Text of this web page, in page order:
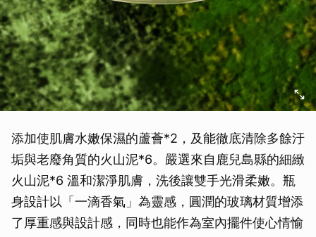
添加使肌膚水嫩保濕的蘆薈*2，及能徹底清除多餘汙
垢與老廢角質的火山泥*6。嚴選來自鹿兒島縣的細緻
火山泥*6 溫和潔淨肌膚，洗後讓雙手光滑柔嫩。瓶
身設計以「一滴香氣」為靈感，圓潤的玻璃材質增添
了厚重感與設計感，同時也能作為室內擺件使心情愉